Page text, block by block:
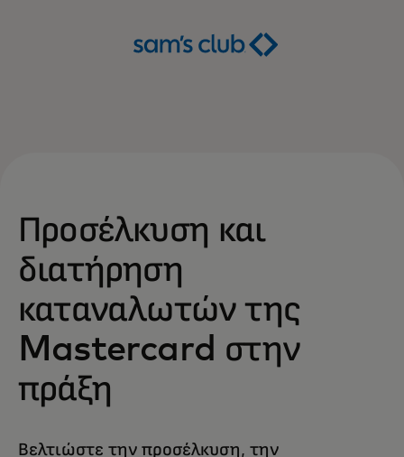
Προσέλκυση και
διατήρηση
καταναλωτών της
Mastercard στην
πράξη
Βελτιώστε την προσέλκυση, την